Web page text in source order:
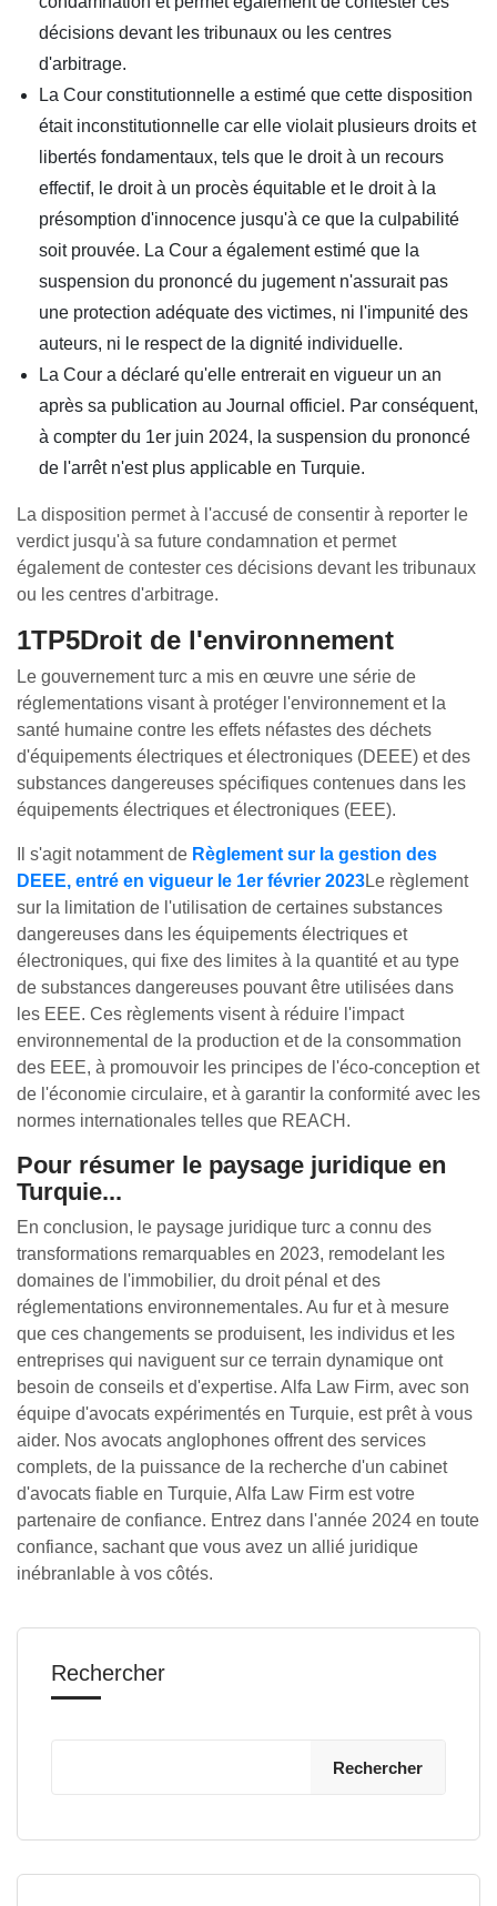
décisions devant les tribunaux ou les centres
d'arbitrage.
La Cour constitutionnelle a estimé que cette disposition
était inconstitutionnelle car elle violait plusieurs droits et
libertés fondamentaux, tels que le droit à un recours
effectif, le droit à un procès équitable et le droit à la
présomption d'innocence jusqu'à ce que la culpabilité
soit prouvée. La Cour a également estimé que la
suspension du prononcé du jugement n'assurait pas
une protection adéquate des victimes, ni l'impunité des
auteurs, ni le respect de la dignité individuelle.
La Cour a déclaré qu'elle entrerait en vigueur un an
après sa publication au Journal officiel. Par conséquent,
à compter du 1er juin 2024, la suspension du prononcé
de l'arrêt n'est plus applicable en Turquie.
La disposition permet à l'accusé de consentir à reporter le
verdict jusqu'à sa future condamnation et permet
également de contester ces décisions devant les tribunaux
ou les centres d'arbitrage.
1TP5Droit de l'environnement
Le gouvernement turc a mis en œuvre une série de
réglementations visant à protéger l'environnement et la
santé humaine contre les effets néfastes des déchets
d'équipements électriques et électroniques (DEEE) et des
substances dangereuses spécifiques contenues dans les
équipements électriques et électroniques (EEE).
Il s'agit notamment de Règlement sur la gestion des
DEEE, entré en vigueur le 1er février 2023Le règlement
sur la limitation de l'utilisation de certaines substances
dangereuses dans les équipements électriques et
électroniques, qui fixe des limites à la quantité et au type
de substances dangereuses pouvant être utilisées dans
les EEE. Ces règlements visent à réduire l'impact
environnemental de la production et de la consommation
des EEE, à promouvoir les principes de l'éco-conception et
de l'économie circulaire, et à garantir la conformité avec les
normes internationales telles que REACH.
Pour résumer le paysage juridique en
Turquie...
En conclusion, le paysage juridique turc a connu des
transformations remarquables en 2023, remodelant les
domaines de l'immobilier, du droit pénal et des
réglementations environnementales. Au fur et à mesure
que ces changements se produisent, les individus et les
entreprises qui naviguent sur ce terrain dynamique ont
besoin de conseils et d'expertise. Alfa Law Firm, avec son
équipe d'avocats expérimentés en Turquie, est prêt à vous
aider. Nos avocats anglophones offrent des services
complets, de la puissance de la recherche d'un cabinet
d'avocats fiable en Turquie, Alfa Law Firm est votre
partenaire de confiance. Entrez dans l'année 2024 en toute
confiance, sachant que vous avez un allié juridique
inébranlable à vos côtés.
Rechercher
Rechercher